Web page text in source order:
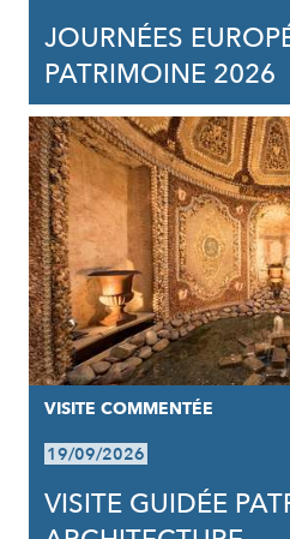
JOURNÉES
PATRIMOINE 2026
VISITE COMMENTÉE
19/09/2026
VISITE GUIDÉE